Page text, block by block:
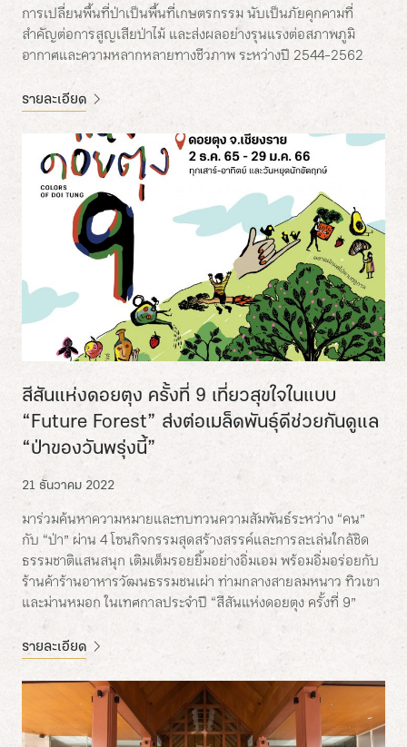
การเปลี่ยนพื้นที่ป่าเป็นพื้นที่เกษตรกรรม นับเป็นภัยคุกคามที่
สำคัญต่อการสูญเสียป่าไม้ และส่งผลอย่างรุนแรงต่อสภาพภูมิ
อากาศและความหลากหลายทางชีวภาพ ระหว่างปี 2544-2562
รายละเอียด
สีสันแห่งดอยตุง ครั้งที่ 9 เที่ยวสุขใจในแบบ
“Future Forest” ส่งต่อเมล็ดพันธุ์ดีช่วยกันดูแล
“ป่าของวันพรุ่งนี้”
21 ธันวาคม 2022
มาร่วมค้นหาความหมายและทบทวนความสัมพันธ์ระหว่าง “คน”
กับ “ป่า” ผ่าน 4 โซนกิจกรรมสุดสร้างสรรค์และการละเล่นใกล้ชิด
ธรรมชาติแสนสนุก เติมเต็มรอยยิ้มอย่างอิ่มเอม พร้อมอิ่มอร่อยกับ
ร้านค้าร้านอาหารวัฒนธรรมชนเผ่า ท่ามกลางสายลมหนาว ทิวเขา
และม่านหมอก ในเทศกาลประจำปี “สีสันแห่งดอยตุง ครั้งที่ 9”
รายละเอียด